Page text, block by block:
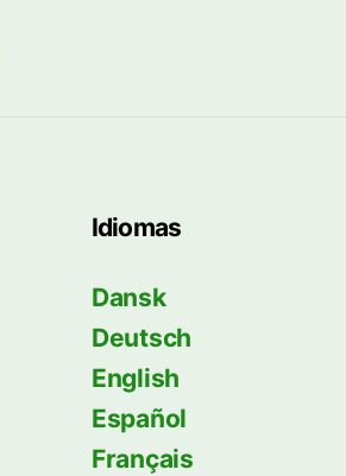
Idiomas
Dansk
Deutsch
English
Español
Français